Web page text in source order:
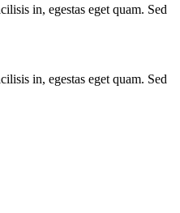
in, egestas eget quam. Sed
in, egestas eget quam. Sed